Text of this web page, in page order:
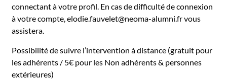
connectant à votre profil. En cas de difficulté de connexion
à votre compte,elodie.fauvelet@neoma-alumni.frvous
assistera.
Possibilité de suivre l’intervention à distance (gratuit pour
les adhérents / 5€ pour les Non adhérents & personnes
extérieures)